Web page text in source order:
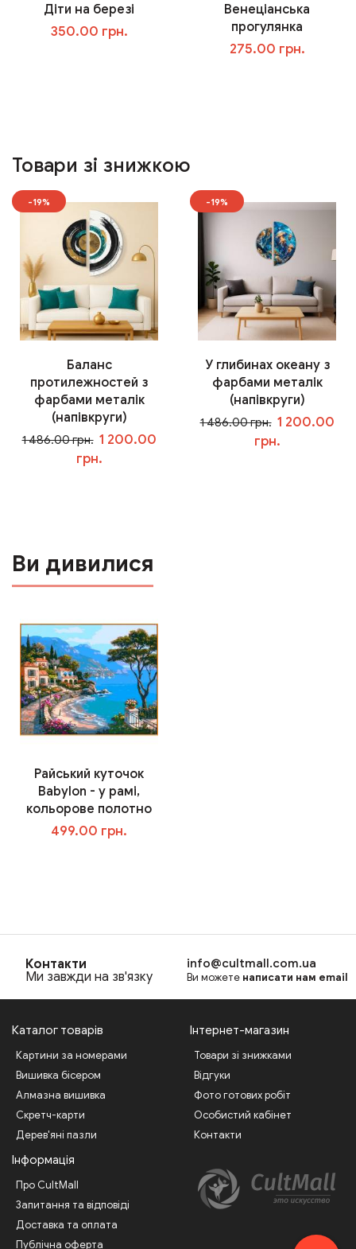
Діти на березі
350.00 грн.
Венеціанська
прогулянка
275.00 грн.
Товари зі знижкою
-19%
Баланс
протилежностей з
фарбами металік
(напівкруги)
1 486.00 грн. 1 200.00
грн.
-19%
У глибинах океану з
фарбами металік
(напівкруги)
1 486.00 грн. 1 200.00
грн.
Ви дивилися
Райський куточок
Babylon - у рамі,
кольорове полотно
499.00 грн.
Контакти
Ми завжди на зв'язку
info@cultmall.com.ua
Ви можете написати нам email
Каталог товарів
Картини за номерами
Вишивка бісером
Алмазна вишивка
Скретч-карти
Дерев'яні пазли
Інтернет-магазин
Товари зі знижками
Відгуки
Фото готових робіт
Особистий кабінет
Контакти
Інформація
Про CultMall
Запитання та відповіді
Доставка та оплата
Публічна оферта